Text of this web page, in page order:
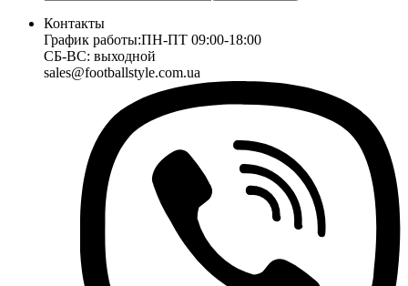
Контакты
График работы:ПН-ПТ 09:00-18:00
СБ-ВС: выходной
sales@footballstyle.com.ua